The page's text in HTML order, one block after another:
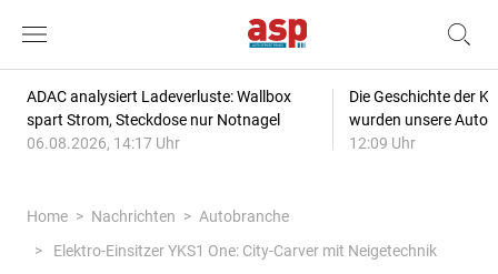
ADAC analysiert Ladeverluste: Wallbox
spart Strom, Steckdose nur Notnagel
06.08.2026, 14:17 Uhr
Die Geschichte der
wurden unsere
12:09 Uhr
Home Nachrichten
Autobranche
Elektro-Einsitzer YKS1 One: City-Carver mit Neigetechnik